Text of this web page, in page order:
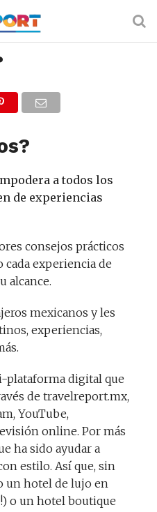
a todos los
de experiencias
consejos prácticos
cada experiencia de
alcance.
mexicanos y les
experiencias,
plataforma digital que
de travelreport.mx,
YouTube,
online. Por más
ha sido ayudar a
estilo. Así que, sin
un hotel de lujo en
o un hotel boutique